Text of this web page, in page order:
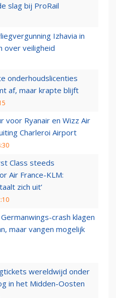
slag bij ProRail
Izhavia in
over veiligheid
onderhoudslicenties
af, maar krapte blijft
voor Ryanair en Wizz Air
Charleroi Airport
Class steeds
Air France-KLM:
zich uit’
crash klagen
maar vangen mogelijk
wereldwijd onder
in het Midden-Oosten